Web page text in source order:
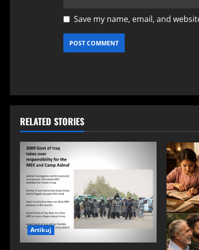
Save my name, email, and
RELATED STORIES
Artikuj